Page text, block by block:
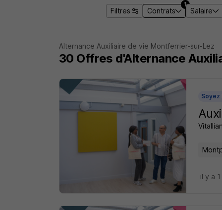
Filtres Contrats
1
Salaire
Alternance Auxiliaire de vie Montferrier-sur-Lez
30 Offres d'Alternance
Soyez
il y a